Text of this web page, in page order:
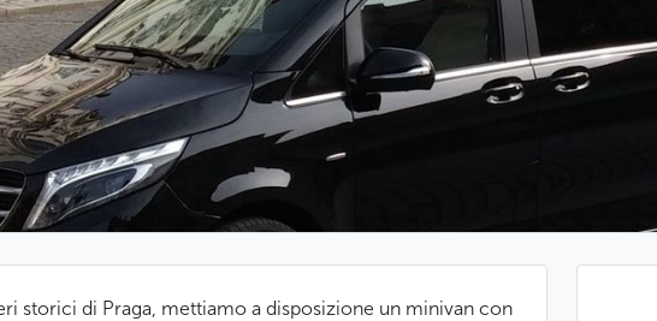
storici di Praga, mettiamo a disposizione un minivan con